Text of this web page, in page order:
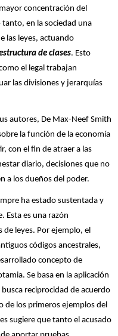
concentración del
en la sociedad una
las leyes, actuando
de clases. Esto
el legal trabajan
las divisiones y jerarquías
autores, De Max-Neef Smith
la función de la economía
con el fin de atraer a las
diario, decisiones que no
a los dueños del poder.
ha estado sustentada y
Esta es una razón
leyes. Por ejemplo, el
códigos ancestrales,
concepto de
Se basa en la aplicación
reciprocidad de acuerdo
los primeros ejemplos del
sugiere que tanto el acusado